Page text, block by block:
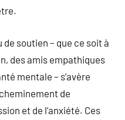
soutien – que ce soit à
des amis empathiques
mentale – s’avère
de
et de l’anxiété. Ces